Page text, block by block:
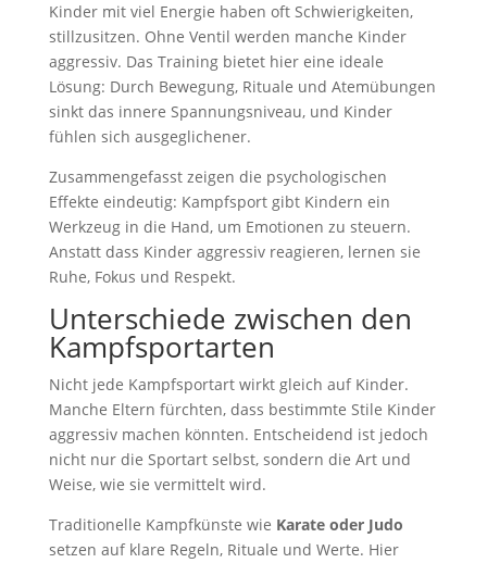
Kinder mit viel Energie haben oft Schwierigkeiten,
stillzusitzen. Ohne Ventil werden manche Kinder
aggressiv. Das Training bietet hier eine ideale
Lösung: Durch Bewegung, Rituale und Atemübungen
sinkt das innere Spannungsniveau, und Kinder
fühlen sich ausgeglichener.
Zusammengefasst zeigen die psychologischen
Effekte eindeutig: Kampfsport gibt Kindern ein
Werkzeug in die Hand, um Emotionen zu steuern.
Anstatt dass Kinder aggressiv reagieren, lernen sie
Ruhe, Fokus und Respekt.
Unterschiede zwischen den
Kampfsportarten
Nicht jede Kampfsportart wirkt gleich auf Kinder.
Manche Eltern fürchten, dass bestimmte Stile Kinder
aggressiv machen könnten. Entscheidend ist jedoch
nicht nur die Sportart selbst, sondern die Art und
Weise, wie sie vermittelt wird.
Traditionelle Kampfkünste wie Karate oder Judo
setzen auf klare Regeln, Rituale und Werte. Hier